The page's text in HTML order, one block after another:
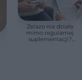
Żelazo nie działa
mimo regularnej
suplementacji?